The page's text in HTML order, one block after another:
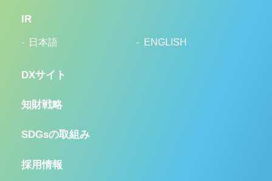
IR
日本語 ENGLISH
DXサイト
知財戦略
SDGsの取組み
採用情報